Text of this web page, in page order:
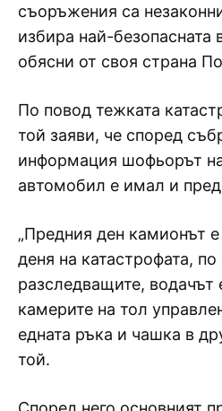
съоръжения са
избира най-безопасната
обясни от своя страна
По повод тежката
той заяви, че според
информация шофьорът
автомобил е имал и
„Предния ден камионът
деня на катастрофата,
разследващите, водачът
камерите на тол
едната ръка и чашка в
той.